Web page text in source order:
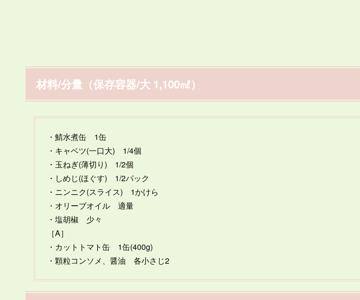
材料/分量（保存容器/大 1,100㎖）
・鯖水煮缶 1缶
・キャベツ(一口大) 1/4個
・玉ねぎ(薄切り) 1/2個
・しめじ(ほぐす) 1/2パック
・ニンニク(スライス) 1かけら
・オリーブオイル 適量
・塩胡椒 少々
［A］
・カットトマト缶 1缶(400g)
・顆粒コンソメ、醤油 各小さじ2